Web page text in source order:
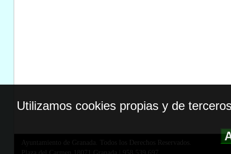
Ayuntamiento de Granada. Todos los Derechos Reservados.
Utilizamos cookies propias y de